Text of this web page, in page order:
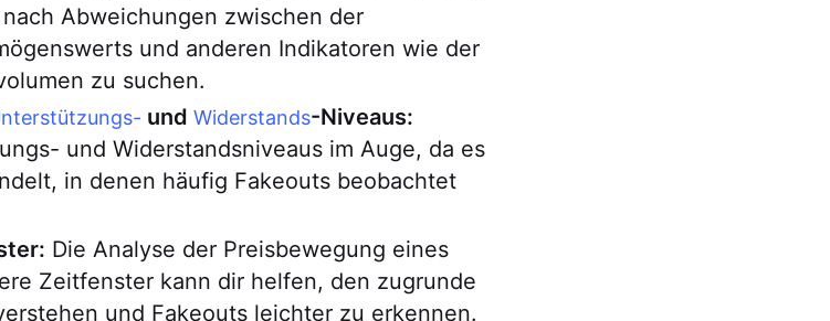
Abweichungen zwischen der
und anderen Indikatoren wie der
zu suchen.
und Widerstands-Niveaus:
und Widerstandsniveaus im Auge, da es
in denen häufig Fakeouts beobachtet
Die Analyse der Preisbewegung eines
Zeitfenster kann dir helfen, den zugrunde
und Fakeouts leichter zu erkennen.